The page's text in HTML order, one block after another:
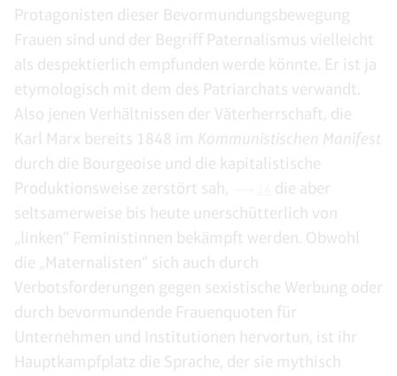
Protagonisten dieser Bevormundungsbewegung
Frauen sind und der Begriff Paternalismus vielleicht
als despektierlich empfunden werde könnte. Er ist ja
etymologisch mit dem des Patriarchats verwandt.
Also jenen Verhältnissen der Väterherrschaft, die
Karl Marx bereits 1848 im Kommunistischen Manifest
durch die Bourgeoise und die kapitalistische
Produktionsweise zerstört sah,
die aber
seltsamerweise bis heute unerschütterlich von
„linken“ Feministinnen bekämpft werden. Obwohl
die „Maternalisten“ sich auch durch
Verbotsforderungen gegen sexistische Werbung oder
durch bevormundende Frauenquoten für
Unternehmen und Institutionen hervortun, ist ihr
Hauptkampfplatz die Sprache, der sie mythisch